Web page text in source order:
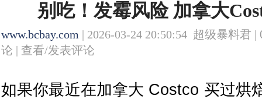
别吃！发霉风险 加拿大
www.bcbay.com | 2026-03-24 20:50:54 超级暴料君 |
论 | 查看/发表评论
如果你最近在加拿大 Costco 买过烘